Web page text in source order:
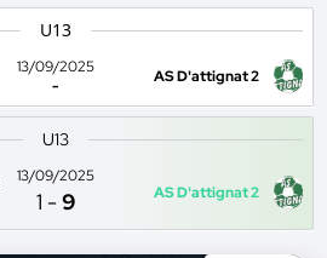
U13
13/09/2025
-
AS D'attignat 2
U13
13/09/2025
1 -9 AS D'attignat 2